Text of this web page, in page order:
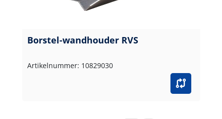
Borstel-wandhouder RVS
Artikelnummer: 10829030